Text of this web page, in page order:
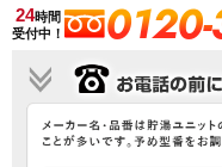
24時間
受付中！